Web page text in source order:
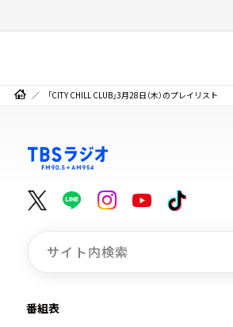
「CITY CHILL CLUB」3月28日（木）のプレイリスト
番組表